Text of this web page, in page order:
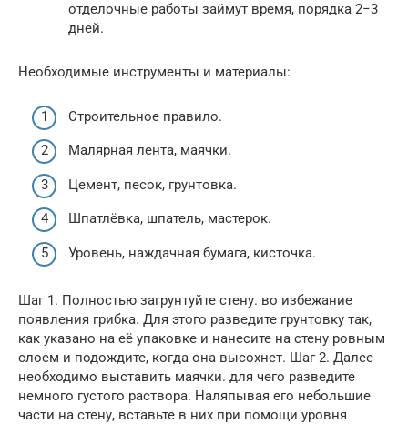
отделочные работы займут время, порядка 2−3
дней.
Необходимые инструменты и материалы:
Строительное правило.
Малярная лента, маячки.
Цемент, песок, грунтовка.
Шпатлёвка, шпатель, мастерок.
Уровень, наждачная бумага, кисточка.
Шаг 1. Полностью загрунтуйте стену. во избежание
появления грибка. Для этого разведите грунтовку так,
как указано на её упаковке и нанесите на стену ровным
слоем и подождите, когда она высохнет. Шаг 2. Далее
необходимо выставить маячки. для чего разведите
немного густого раствора. Наляпывая его небольшие
части на стену, вставьте в них при помощи уровня